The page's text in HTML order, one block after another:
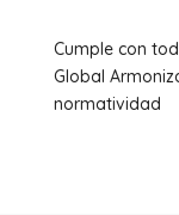
Cumple con
Global
normatividad